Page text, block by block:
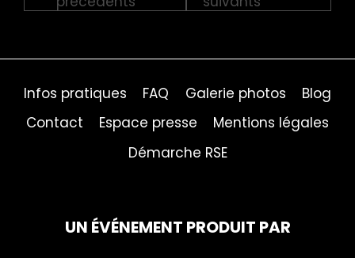
Infos pratiques FAQ Galerie photos
Blog
Contact
Espace presse
Mentions légales
Démarche RSE
UN ÉVÉNEMENT PRODUIT PAR